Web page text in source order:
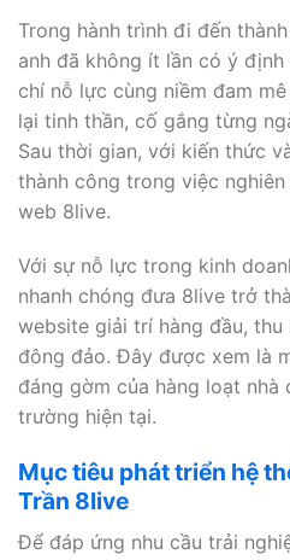
Trong hành trình đi đến
anh đã không ít lần có ý
chí nỗ lực cùng niềm đam
lại tinh thần, cố gắng từng
Sau thời gian, với kiến thức
thành công trong việc
web 8live.
Với sự nỗ lực trong kinh
nhanh chóng đưa 8live trở
website giải trí hàng đầu,
đông đảo. Đây được xem là
đáng gờm của hàng loạt nhà
trường hiện tại.
Mục tiêu phát triển hệ
Trần 8live
Để đáp ứng nhu cầu trải